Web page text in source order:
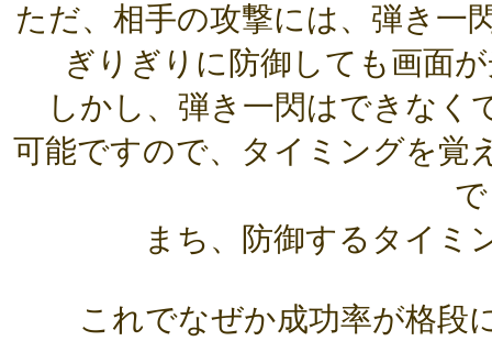
ただ、相手の攻撃には、弾き一
ぎりぎりに防御しても画面
しかし、弾き一閃はできなく
可能ですので、タイミングを覚
で
まち、防御するタイミ
これでなぜか成功率が格段